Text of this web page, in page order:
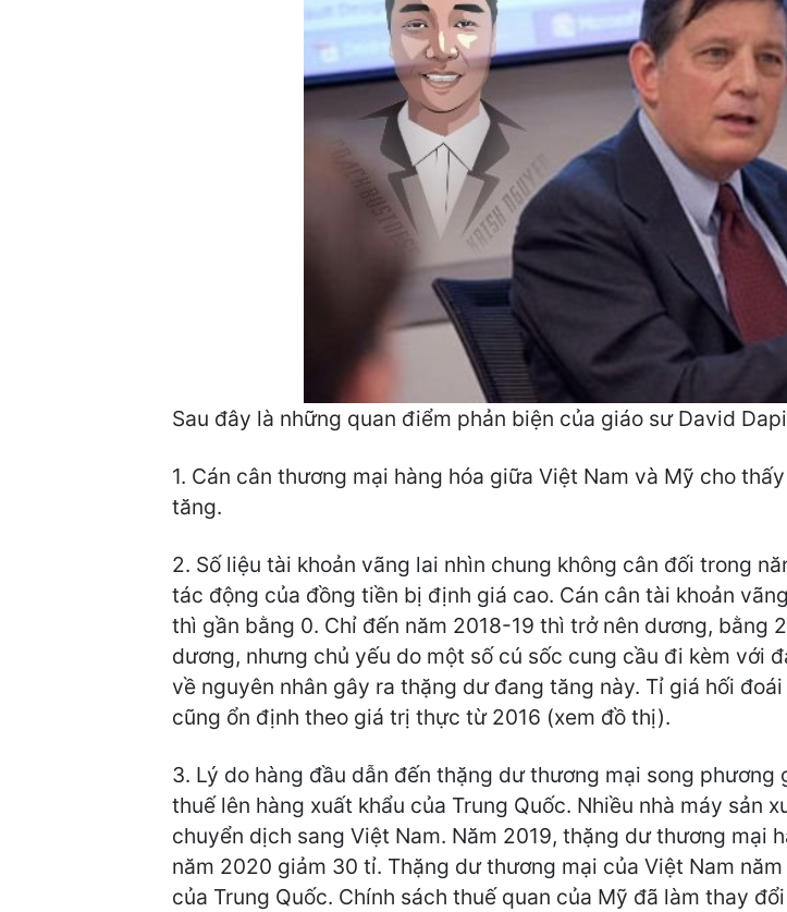
Sau đây là những quan điểm phản biện của giáo sư David
1. Cán cân thương mại hàng hóa giữa Việt Nam và Mỹ cho
tăng.
2. Số liệu tài khoản vãng lai nhìn chung không cân đối trong
tác động của đồng tiền bị định giá cao. Cán cân tài khoản
thì gần bằng 0. Chỉ đến năm 2018-19 thì trở nên dương, bằng
dương, nhưng chủ yếu do một số cú sốc cung cầu đi kèm với
về nguyên nhân gây ra thặng dư đang tăng này. Tỉ giá hối
cũng ổn định theo giá trị thực từ 2016 (xem đồ thị).
3. Lý do hàng đầu dẫn đến thặng dư thương mại song
thuế lên hàng xuất khẩu của Trung Quốc. Nhiều nhà máy sản
chuyển dịch sang Việt Nam. Năm 2019, thặng dư thương mại
năm 2020 giảm 30 tỉ. Thặng dư thương mại của Việt Nam
của Trung Quốc. Chính sách thuế quan của Mỹ đã làm thay